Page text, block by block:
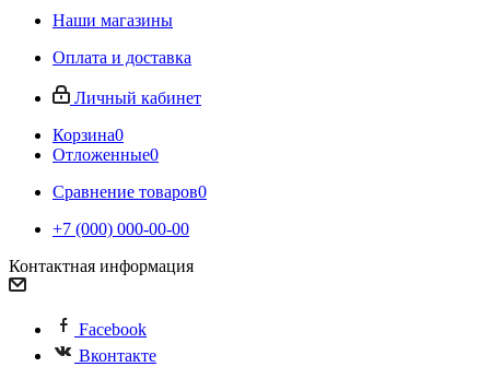
Наши магазины
Оплата и доставка
Личный кабинет
Корзина0
Отложенные0
Сравнение товаров0
+7 (000) 000-00-00
Контактная информация
Facebook
Вконтакте